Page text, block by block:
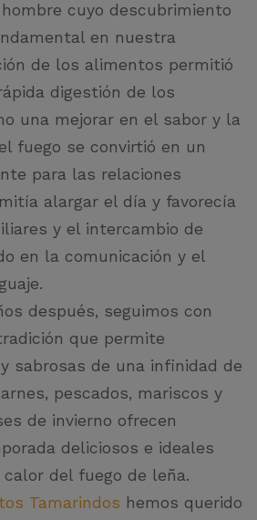
cuyo descubrimiento
en nuestra
de los alimentos permitió
digestión de los
una mejorar en el sabor y la
fuego se convirtió en un
para las relaciones
alargar el día y favorecía
y el intercambio de
en la comunicación y el
después, seguimos con
que permite
sabrosas de una infinidad de
pescados, mariscos y
de invierno ofrecen
deliciosos e ideales
del fuego de leña.
Tamarindos hemos querido